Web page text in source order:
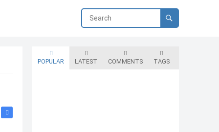
POPULAR LATEST COMMENTS TAGS